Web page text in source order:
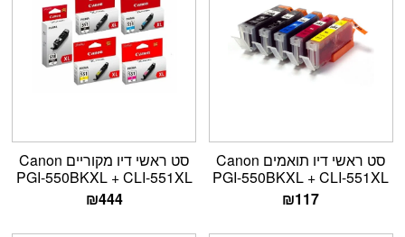
סט ראשי דיו תואמים Canon
PGI-550BKXL + CLI-551XL
₪117
סט ראשי דיו מקוריים Canon
PGI-550BKXL + CLI-551XL
₪444